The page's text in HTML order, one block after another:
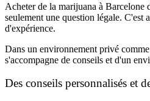
Acheter de la marijuana à Barcelone
seulement une question légale. C'est
d'expérience.
Dans un environnement privé
s'accompagne de conseils et d'un
Des conseils personnalisés et